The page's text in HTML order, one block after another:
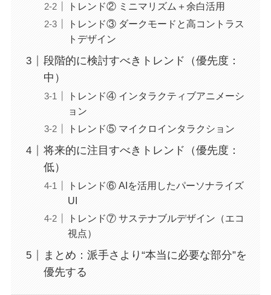
トレンド② ミニマリズム＋余白活用
トレンド③ ダークモードと高コントラス
トデザイン
段階的に検討すべきトレンド（優先度：
中）
トレンド④ インタラクティブアニメーシ
ョン
トレンド⑤ マイクロインタラクション
将来的に注目すべきトレンド（優先度：
低）
トレンド⑥ AIを活用したパーソナライズ
UI
トレンド⑦ サステナブルデザイン（エコ
視点）
まとめ：派手さより“本当に必要な部分”を
優先する